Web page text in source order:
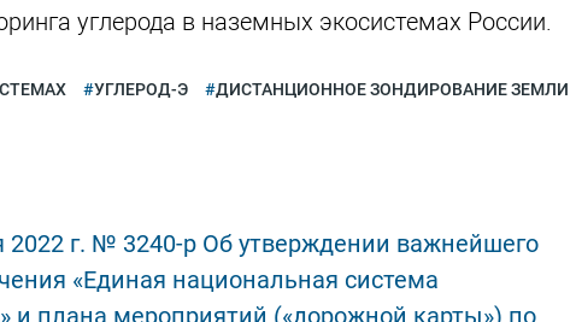
углерода в наземных экосистемах России.
УГЛЕРОД-Э
ДИСТАНЦИОННОЕ ЗОНДИРОВАНИЕ ЗЕМЛИ
г. № 3240-р Об утверждении важнейшего
«Единая национальная система
и плана мероприятий («дорожной карты») по